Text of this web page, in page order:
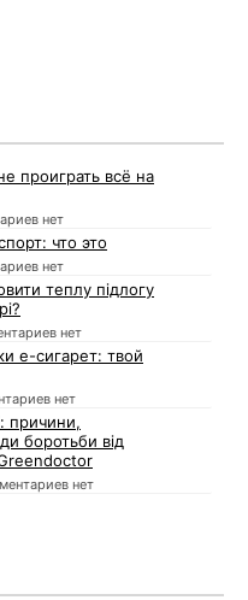
проиграть всё на
нет
что это
нет
теплу підлогу
нет
e-сигарет: твой
нет
причини,
боротьби від
Greendoctor
нет